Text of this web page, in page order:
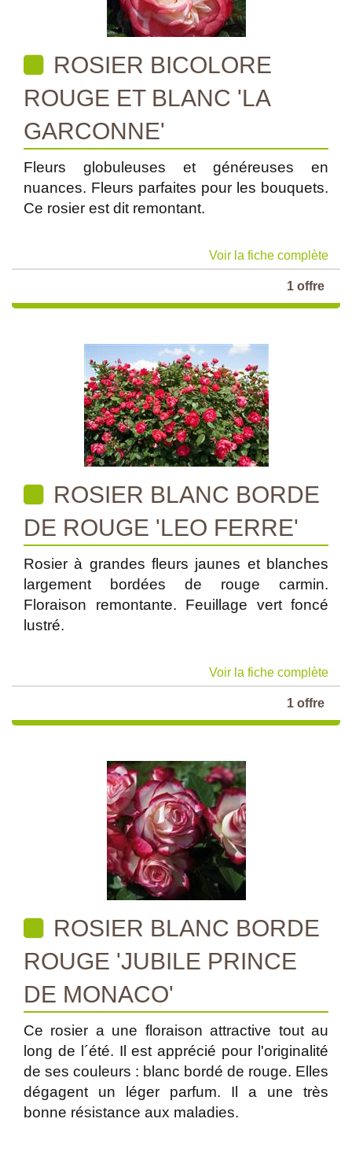
ROSIER BICOLORE
ROUGE ET BLANC 'LA
GARCONNE'
Fleurs globuleuses et généreuses en
nuances. Fleurs parfaites pour les bouquets.
Ce rosier est dit remontant.
Voir la fiche complète
1 offre
ROSIER BLANC BORDE
DE ROUGE 'LEO FERRE'
Rosier à grandes fleurs jaunes et blanches
largement bordées de rouge carmin.
Floraison remontante. Feuillage vert foncé
lustré.
Voir la fiche complète
1 offre
ROSIER BLANC BORDE
ROUGE 'JUBILE PRINCE
DE MONACO'
Ce rosier a une floraison attractive tout au
long de l´été. Il est apprécié pour l'originalité
de ses couleurs : blanc bordé de rouge. Elles
dégagent un léger parfum. Il a une très
bonne résistance aux maladies.